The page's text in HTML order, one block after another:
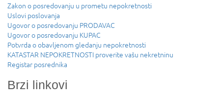
Zakon o posredovanju u prometu nepokretnosti
Uslovi poslovanja
Ugovor o posredovanju PRODAVAC
Ugovor o posredovanju KUPAC
Potvrda o obavljenom gledanju nepokretnosti
KATASTAR NEPOKRETNOSTI proverite vašu nekretninu
Registar posrednika
Brzi linkovi